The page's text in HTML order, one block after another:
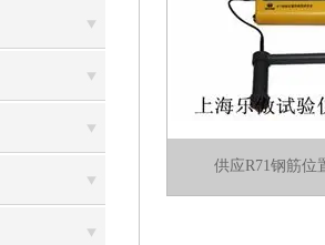
供应R71钢筋位